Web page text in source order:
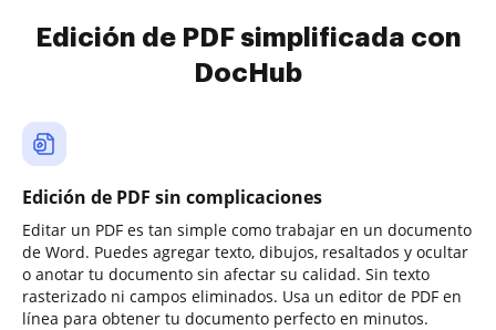
Edición de PDF simplificada con
DocHub
Edición de PDF sin complicaciones
Editar un PDF es tan simple como trabajar en un documento
de Word. Puedes agregar texto, dibujos, resaltados y ocultar
o anotar tu documento sin afectar su calidad. Sin texto
rasterizado ni campos eliminados. Usa un editor de PDF en
línea para obtener tu documento perfecto en minutos.